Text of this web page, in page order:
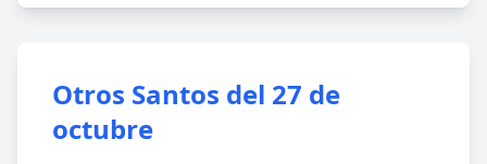
Otros Santos del 27 de
octubre